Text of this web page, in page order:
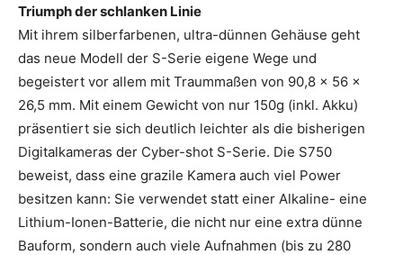
Triumph der schlanken Linie
Mit ihrem silberfarbenen, ultra-dünnen Gehäuse geht
das neue Modell der S-Serie eigene Wege und
begeistert vor allem mit Traummaßen von 90,8 x 56 x
26,5 mm. Mit einem Gewicht von nur 150g (inkl. Akku)
präsentiert sie sich deutlich leichter als die bisherigen
Digitalkameras der Cyber-shot S-Serie. Die S750
beweist, dass eine grazile Kamera auch viel Power
besitzen kann: Sie verwendet statt einer Alkaline- eine
Lithium-Ionen-Batterie, die nicht nur eine extra dünne
Bauform, sondern auch viele Aufnahmen (bis zu 280